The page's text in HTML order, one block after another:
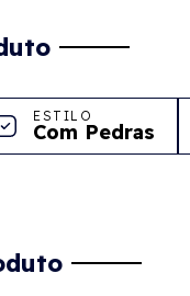
ESTILO
Com Pedras